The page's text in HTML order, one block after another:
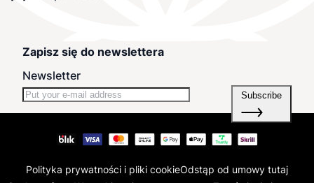
Zapisz się do newslettera
Newsletter
Subscribe
Polityka prywatności i pliki cookieOdstąp od umowy tutaj